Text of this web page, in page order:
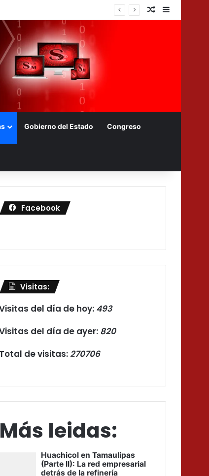
Nota aleatoria
Gobierno del Estado Congreso
Facebook
Visitas:
del día de hoy: 493
del día de ayer: 820
Total de visitas: 270706
Más leidas: